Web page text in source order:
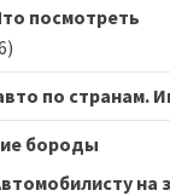
посмотреть
по странам.
бороды
на